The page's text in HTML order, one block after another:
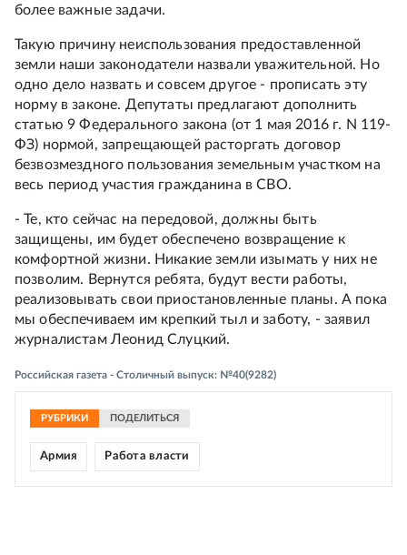
более важные задачи.
Такую причину неиспользования предоставленной
земли наши законодатели назвали уважительной. Но
одно дело назвать и совсем другое - прописать эту
норму в законе. Депутаты предлагают дополнить
статью 9 Федерального закона (от 1 мая 2016 г. N 119-
ФЗ) нормой, запрещающей расторгать договор
безвозмездного пользования земельным участком на
весь период участия гражданина в СВО.
- Те, кто сейчас на передовой, должны быть
защищены, им будет обеспечено возвращение к
комфортной жизни. Никакие земли изымать у них не
позволим. Вернутся ребята, будут вести работы,
реализовывать свои приостановленные планы. А пока
мы обеспечиваем им крепкий тыл и заботу, - заявил
журналистам Леонид Слуцкий.
Российская газета - Столичный выпуск: №40(9282)
РУБРИКИ ПОДЕЛИТЬСЯ
Армия Работа власти